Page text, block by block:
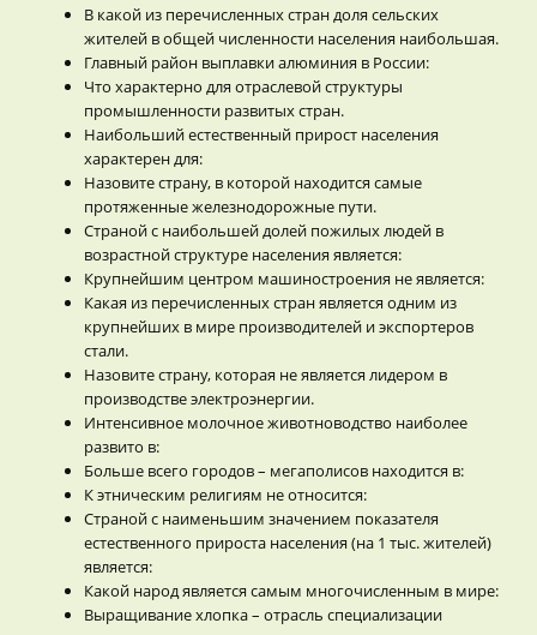
В какой из перечисленных стран доля сельских
жителей в общей численности населения наибольшая.
Главный район выплавки алюминия в России:
Что характерно для отраслевой структуры
промышленности развитых стран.
Наибольший естественный прирост населения
характерен для:
Назовите страну, в которой находится самые
протяженные железнодорожные пути.
Страной с наибольшей долей пожилых людей в
возрастной структуре населения является:
Крупнейшим центром машиностроения не является:
Какая из перечисленных стран является одним из
крупнейших в мире производителей и экспортеров
стали.
Назовите страну, которая не является лидером в
производстве электроэнергии.
Интенсивное молочное животноводство наиболее
развито в:
Больше всего городов – мегаполисов находится в:
К этническим религиям не относится:
Страной с наименьшим значением показателя
естественного прироста населения (на 1 тыс. жителей)
является:
Какой народ является самым многочисленным в мире:
Выращивание хлопка – отрасль специализации